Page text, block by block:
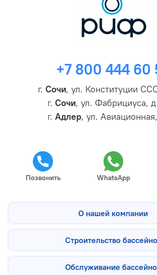
+7 800 444 60
г. Сочи, ул. Конституции
г. Сочи, ул. Фабрициуса,
г. Адлер, ул.
Позвонить WhatsApp
О нашей компании
Строительство
Обслуживание